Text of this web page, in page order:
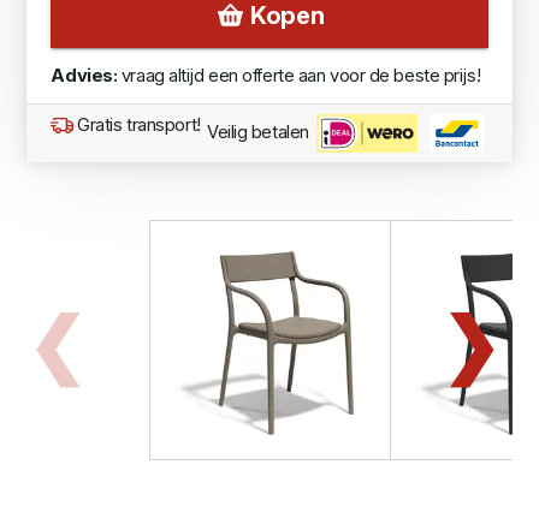
Kopen
Advies: vraag altijd een offerte aan voor de beste prijs!
Gratis transport! Veilig betalen